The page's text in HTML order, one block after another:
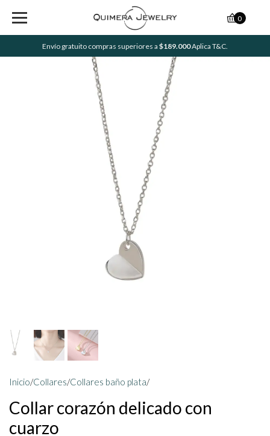
Envío gratuito compras superiores a $189.000Aplica T&C.
0
Inicio/Collares/Collares baño plata/
Collar corazón delicado con
cuarzo